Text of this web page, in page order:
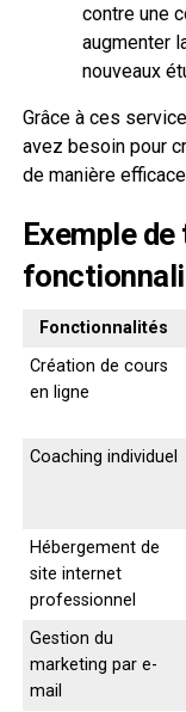
contre une
augmenter
nouveaux
Grâce à ces
avez besoin pour
de manière
Exemple
Fonctionnalités
Création de cours
en ligne
Coaching individuel
Hébergement de
site internet
professionnel
Gestion du
marketing par e-
mail